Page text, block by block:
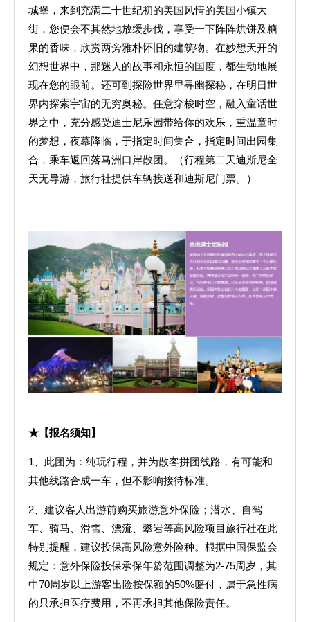
城堡，来到充满二十世纪初的美国风情的美国小镇大
街，您便会不其然地放缓步伐，享受一下阵阵烘饼及糖
果的香味，欣赏两旁雅朴怀旧的建筑物。在妙想天开的
幻想世界中，那迷人的故事和永恒的国度，都生动地展
现在您的眼前。还可到探险世界里寻幽探秘，在明日世
界内探索宇宙的无穷奥秘。任意穿梭时空，融入童话世
界之中，充分感受迪士尼乐园带给你的欢乐，重温童时
的梦想，夜幕降临，于指定时间集合，指定时间出园集
合，乘车返回落马洲口岸散团。（行程第二天迪斯尼全
天无导游，旅行社提供车辆接送和迪斯尼门票。）
★【报名须知】
1、此团为：纯玩行程，并为散客拼团线路，有可能和
其他线路合成一车，但不影响接待标准。
2、建议客人出游前购买旅游意外保险；潜水、自驾
车、骑马、滑雪、漂流、攀岩等高风险项目旅行社在此
特别提醒，建议投保高风险意外险种。根据中国保监会
规定：意外保险投保承保年龄范围调整为2-75周岁，其
中70周岁以上游客出险按保额的50%赔付，属于急性病
的只承担医疗费用，不再承担其他保险责任。